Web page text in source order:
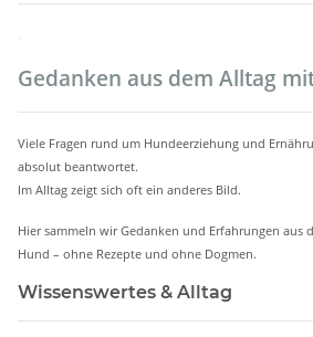
Gedanken aus dem Alltag
Viele Fragen rund um Hundeerziehung und
absolut beantwortet.
Im Alltag zeigt sich oft ein anderes Bild.
Hier sammeln wir Gedanken und Erfahrungen aus
Hund – ohne Rezepte und ohne Dogmen.
Wissenswertes & Alltag